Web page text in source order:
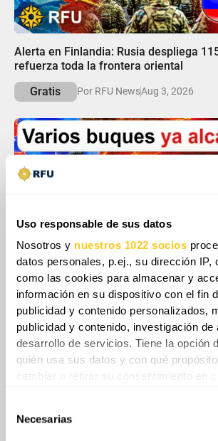
Uso responsable de sus datos
Nosotros y nuestros 1022 socios
datos personales, p.ej., su dirección IP,
como las cookies para almacenar y
información en su dispositivo con el fin
publicidad y contenido personalizados,
publicidad y contenido, investigación de
desarrollo de servicios. Tiene la opción
quién usa sus datos y con qué
cambiar o retirar su consentimiento en
Necesarias
Alerta en Finlandia: Rusia despliega
refuerza toda la frontera oriental
Gratis
Por RFU NewsAug 3, 2026
04:48
Los hutíes crean un segundo Ormuz:
para cruzar Bab el-Mandeb tras
Exclusivo
Por RFU News Aug 3, 2026